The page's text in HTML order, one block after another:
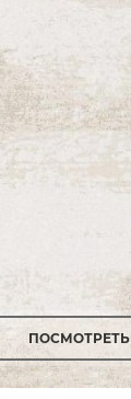
ПОСМОТРЕТЬ